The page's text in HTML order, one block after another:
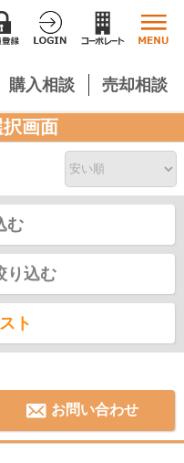
購入相談 売却相談
画面
む
り込む
ト
お問い合わせ